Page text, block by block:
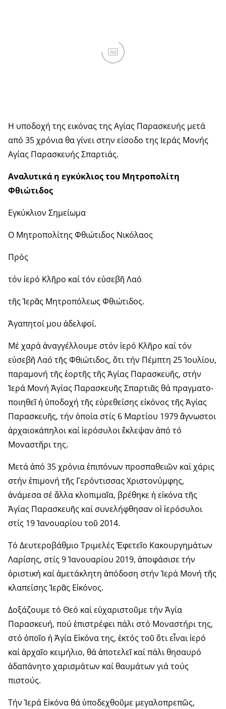
Ad
Η υποδοχή της εικόνας της Αγίας Παρασκευής μετά
από 35 χρόνια θα γίνει στην είσοδο της Ιεράς Μονής
Αγίας Παρασκευής Σπαρτιάς.
Αναλυτικά η εγκύκλιος του Μητροπολίτη
Φθιώτιδος
Εγκύκλιον Σημείωμα
Ο Μητροπολίτης Φθιώτιδος Νικόλαος
Πρός
τόν ἱερό Κλῆρο καί τόν εὐσεβῆ Λαό
τῆς Ἱερᾶς Μητροπόλεως Φθιώτιδος.
Ἀγαπητοί μου ἀδελφοί.
Μέ χαρά ἀναγγέλλουμε στόν ἱερό Κλῆρο καί τόν
εὐσεβῆ Λαό τῆς Φθιώτι­δος, ὅτι τήν Πέμπτη 25 Ἰουλίου,
παραμονή τῆς ἑορτῆς τῆς Ἁγίας Παρασκευῆς, στήν
Ἱερά Μονή Ἁγίας Παρασκευῆς Σπαρτιᾶς θά πραγματο­
ποιη­θεῖ ἡ ὑποδοχή τῆς εὑρεθείσης εἰκόνος τῆς Ἁγίας
Παρασκευῆς, τήν ὁποία στίς 6 Μαρτίου 1979 ἄγνωστοι
ἀρχαιο­κάπηλοι καί ἱερόσυλοι ἔκλεψαν ἀπό τό
Μοναστῆρι της.
Μετά ἀπό 35 χρόνια ἐπιπόνων προσπαθειῶν καί χάρις
στήν ἐπι­μονή τῆς Γερόντισσας Χριστονύμφης,
ἀνάμεσα σέ ἄλλα κλοπιμαῖα, βρέθηκε ἡ εἰκόνα τῆς
Ἁγίας Παρασκευῆς καί συνελήφθησαν οἱ ἱερόσυλοι
στίς 19 Ἰανουαρίου τοῦ 2014.
Τό Δευτεροβάθμιο Τριμελές Ἐφετεῖο Κακουργημάτων
Λαρίσης, στίς 9 Ἰανουαρίου 2019, ἀποφάσισε τήν
ὁριστική καί ἀμετάκλητη ἀπόδοση στήν Ἱερά Μονή τῆς
κλαπείσης Ἱερᾶς Εἰκόνος.
Δοξάζουμε τό Θεό καί εὐχαριστοῦμε τήν Ἁγία
Παρασκευή, πού ἐπιστρέφει πάλι στό Μοναστήρι της,
στό ὁποῖο ἡ Ἁγία Εἰκόνα της, ἐκτός τοῦ ὅτι εἶναι ἱερό
καί ἀρχαῖο κειμήλιο, θά ἀποτελεῖ καί πάλι θησαυρό
ἀδαπάνητο χαρισμάτων καί θαυμάτων γιά τούς
πιστούς.
Τήν Ἱερά Εἰκόνα θά ὑποδεχθοῦμε μεγαλοπρεπῶς,